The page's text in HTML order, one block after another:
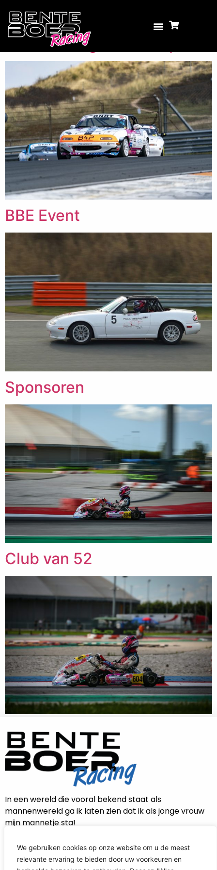
We gebruiken cookies op onze website om u de meest
relevante ervaring te bieden door uw voorkeuren en
Archieven:
Overwinning rookie cup!
BBE Event
Sponsoren
Club van 52
In een wereld die vooral bekend staat als
mannenwereld ga ik laten zien dat ik als jonge vrouw
mijn mannetje sta!